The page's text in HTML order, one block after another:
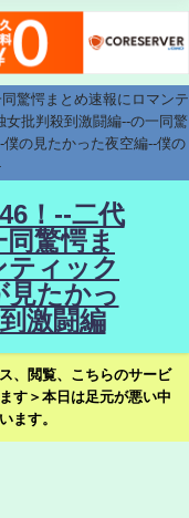
驚愕まとめ速報にロマンテ
女批判殺到激闘編--の一同驚
の見たかった夜空編--僕の
！--二代
驚愕ま
ティック
見たかっ
激闘編
、閲覧、こちらのサービ
す＞本日は足元が悪い中
ます。